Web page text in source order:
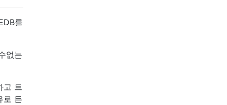
를
없는
고 트
로 든